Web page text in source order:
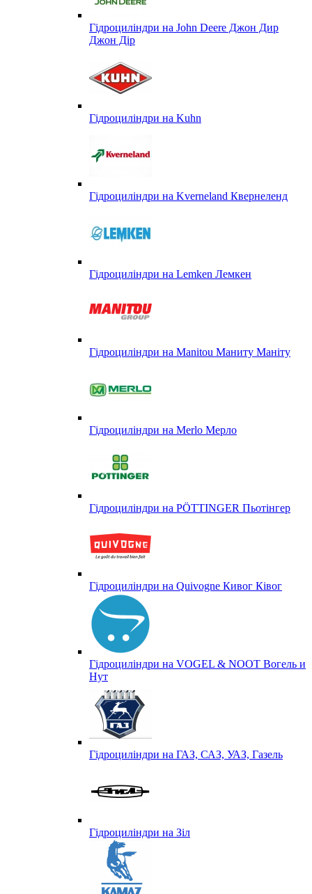
Гідроциліндри на John Deere Джон Дир
Джон Дір
Гідроциліндри на Kuhn
Гідроциліндри на Kverneland Квернеленд
Гідроциліндри на Lemken Лемкен
Гідроциліндри на Manitou Маниту Маніту
Гідроциліндри на Merlo Мерло
Гідроциліндри на PÖTTINGER Пьотінгер
Гідроциліндри на Quivogne Кивог Ківог
Гідроциліндри на VOGEL & NOOT Вогель и
Нут
Гідроциліндри на ГАЗ, САЗ, УАЗ, Газель
Гідроциліндри на Зіл